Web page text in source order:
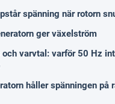
spänning när rotorn
ger växelström
och varvtal: varför 50 Hz
håller spänningen på